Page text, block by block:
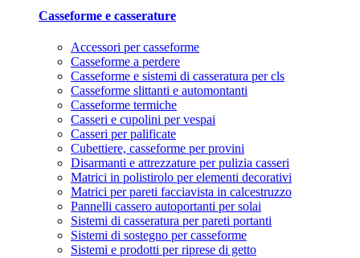
Casseforme e casserature
Accessori per casseforme
Casseforme a perdere
Casseforme e sistemi di casseratura per cls
Casseforme slittanti e automontanti
Casseforme termiche
Casseri e cupolini per vespai
Casseri per palificate
Cubettiere, casseforme per provini
Disarmanti e attrezzature per pulizia casseri
Matrici in polistirolo per elementi decorativi
Matrici per pareti facciavista in calcestruzzo
Pannelli cassero autoportanti per solai
Sistemi di casseratura per pareti portanti
Sistemi di sostegno per casseforme
Sistemi e prodotti per riprese di getto